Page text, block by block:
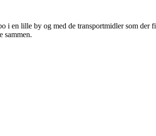
en lille by og med de transportmidler som der
sammen.